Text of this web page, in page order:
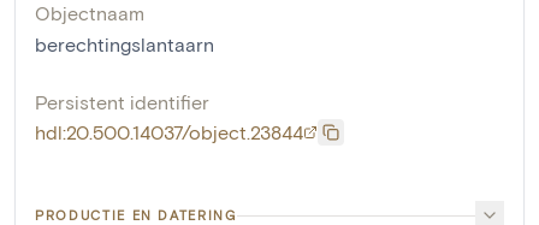
Objectnaam
berechtingslantaarn
Persistent identifier
hdl:20.500.14037/object.23844
PRODUCTIE EN DATERING